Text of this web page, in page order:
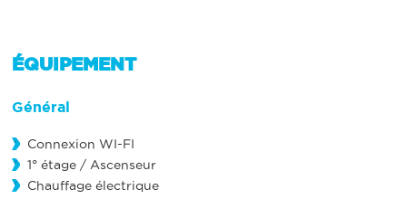
ÉQUIPEMENT
Général
Connexion WI-FI
1° étage / Ascenseur
Chauffage électrique